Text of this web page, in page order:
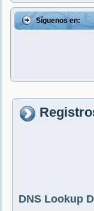
Síguenos en:
DNS Lookup